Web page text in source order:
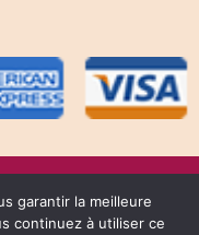
Sophie
garantir la meilleure
continuez à utiliser ce